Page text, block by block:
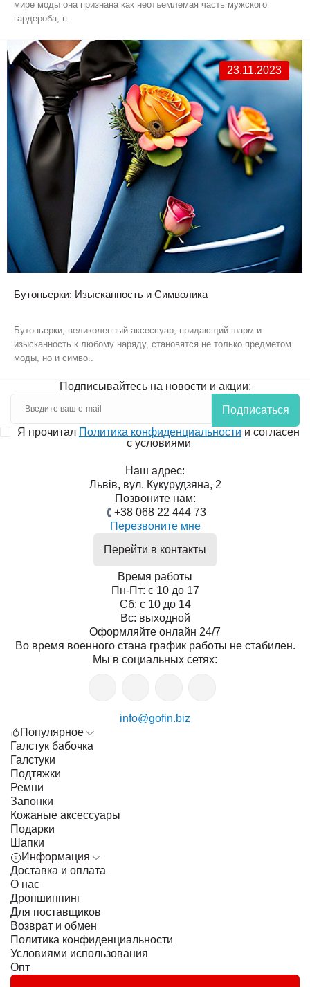
мире моды она признана как неотъемлемая часть мужского
гардероба, п..
23.11.2023
Бутоньерки: Изысканность и Символика
Бутоньерки, великолепный аксессуар, придающий шарм и
изысканность к любому наряду, становятся не только предметом
моды, но и симво..
Подписывайтесь на новости и акции:
Подписаться
Я прочитал Политика конфиденциальности и согласен
с условиями
Наш адрес:
Львів, вул. Кукурудзяна, 2
Позвоните нам:
+38 068 22 444 73
Перезвоните мне
Перейти в контакты
Время работы
Пн-Пт: с 10 до 17
Сб: с 10 до 14
Вс: выходной
Оформляйте онлайн 24/7
Во время военного стана график работы не стабилен.
Мы в социальных сетях:
info@gofin.biz
Популярное
Галстук бабочка
Галстуки
Подтяжки
Ремни
Запонки
Кожаные аксессуары
Подарки
Шапки
Информация
Доставка и оплата
О нас
Дропшиппинг
Для поставщиков
Возврат и обмен
Политика конфиденциальности
Условиями использования
Опт